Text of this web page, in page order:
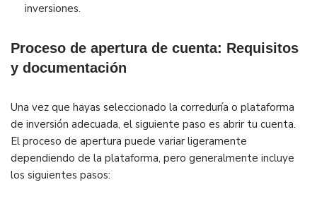
inversiones.
Proceso de apertura de cuenta: Requisitos
y documentación
Una vez que hayas seleccionado la correduría o plataforma
de inversión adecuada, el siguiente paso es abrir tu cuenta.
El proceso de apertura puede variar ligeramente
dependiendo de la plataforma, pero generalmente incluye
los siguientes pasos: